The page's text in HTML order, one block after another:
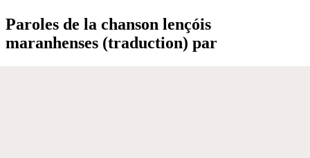
Paroles de la chanson lençóis
maranhenses (traduction) par